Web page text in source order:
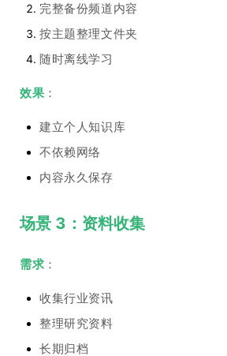
完整备份频道内容
按主题整理文件夹
随时离线学习
效果 ：
建立个人知识库
不依赖网络
内容永久保存
场景 3：资料收集
需求 ：
收集行业资讯
整理研究资料
长期归档